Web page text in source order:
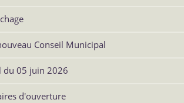
Conseil Municipal
du 05 juin 2026
d'ouverture